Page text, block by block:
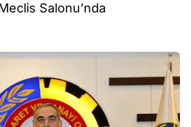
Salonu’nda